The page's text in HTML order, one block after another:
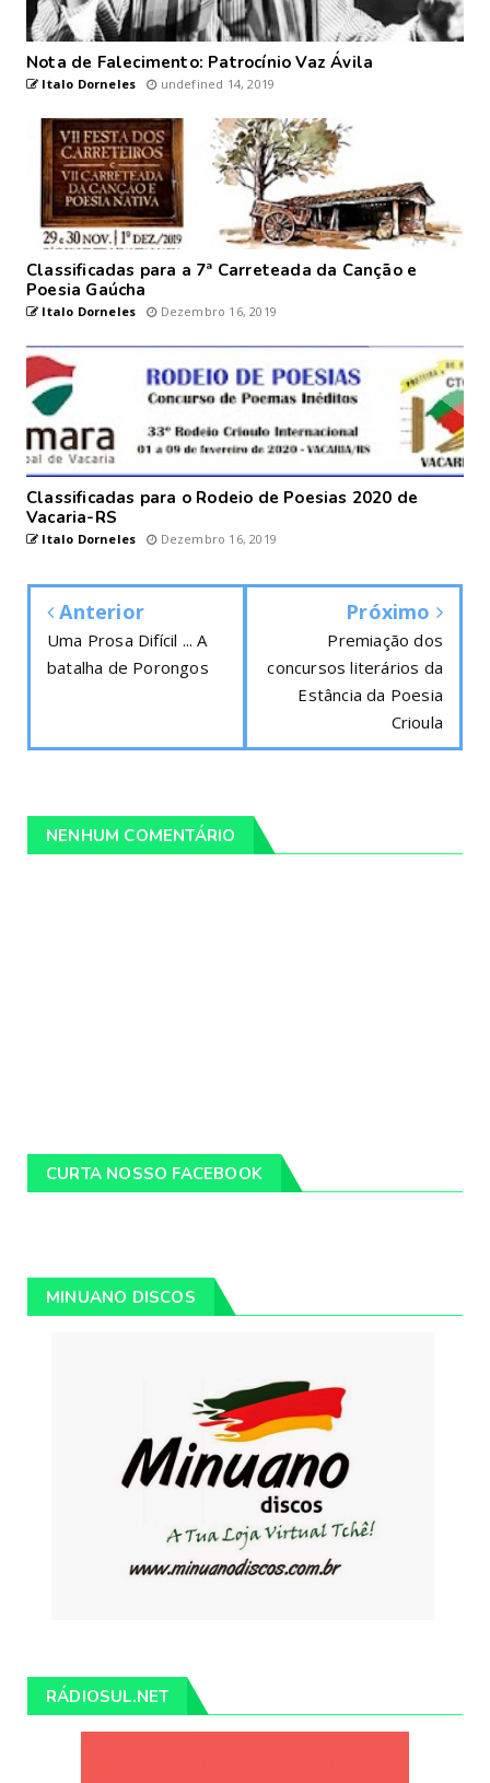
Nota de Falecimento: Patrocínio Vaz Ávila
Italo Dorneles undefined 14, 2019
Classificadas para a 7ª Carreteada da Canção e
Poesia Gaúcha
Italo Dorneles Dezembro 16, 2019
Classificadas para o Rodeio de Poesias 2020 de
Vacaria-RS
Italo Dorneles Dezembro 16, 2019
Anterior
Uma Prosa Difícil ... A
batalha de Porongos
Próximo
Premiação dos
concursos literários da
Estância da Poesia
Crioula
NENHUM COMENTÁRIO
CURTA NOSSO FACEBOOK
MINUANO DISCOS
RÁDIOSUL.NET